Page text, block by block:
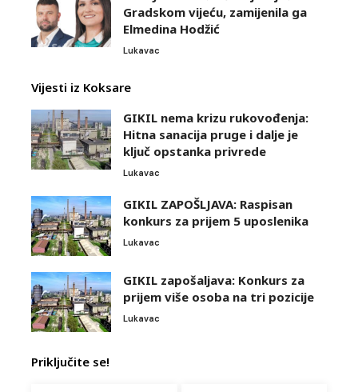
Gradskom vijeću, zamijenila ga
Elmedina Hodžić
Lukavac
Vijesti iz Koksare
GIKIL nema krizu rukovođenja:
Hitna sanacija pruge i dalje je
ključ opstanka privrede
Lukavac
GIKIL ZAPOŠLJAVA: Raspisan
konkurs za prijem 5 uposlenika
Lukavac
GIKIL zapošaljava: Konkurs za
prijem više osoba na tri pozicije
Lukavac
Priključite se!